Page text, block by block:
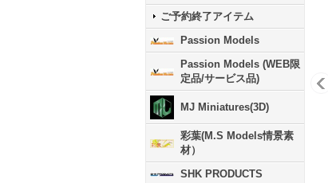
ご予約終了アイテム
Passion Models
Passion Models (WEB限
定品/サービス品)
MJ Miniatures(3D)
彩葉(M.S Models情景素
材）
SHK PRODUCTS